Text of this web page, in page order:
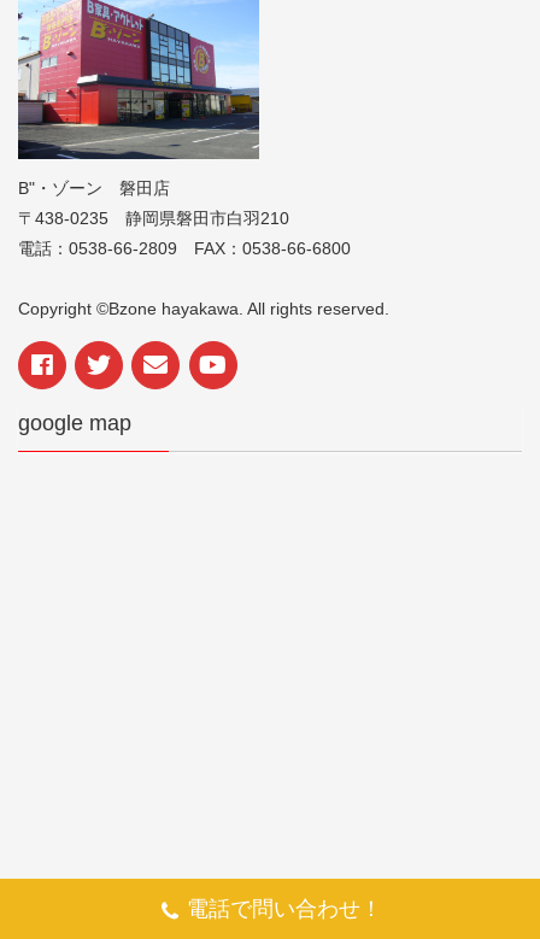
B"・ゾーン 磐田店
〒438-0235 静岡県磐田市白羽210
電話：0538-66-2809 FAX：0538-66-6800
Copyright ©Bzone hayakawa. All rights reserved.
google map
電話で問い合わせ！